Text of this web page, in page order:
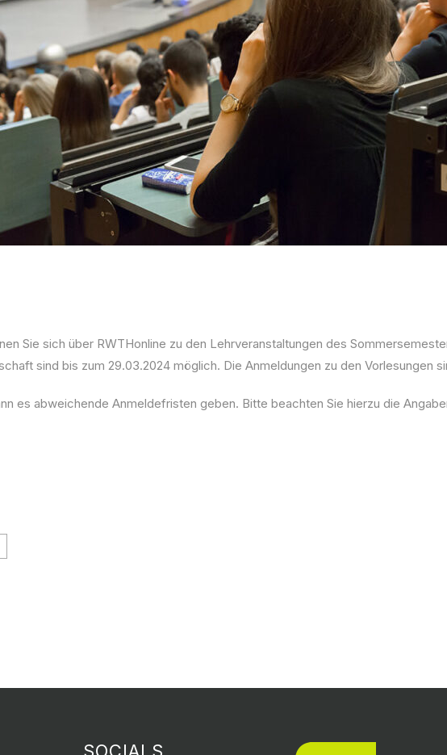
Sie sich über RWTHonline zu den Lehrveranstaltungen des
sind bis zum 29.03.2024 möglich. Die Anmeldungen zu den Vorlesungen
es abweichende Anmeldefristen geben. Bitte beachten Sie hierzu die